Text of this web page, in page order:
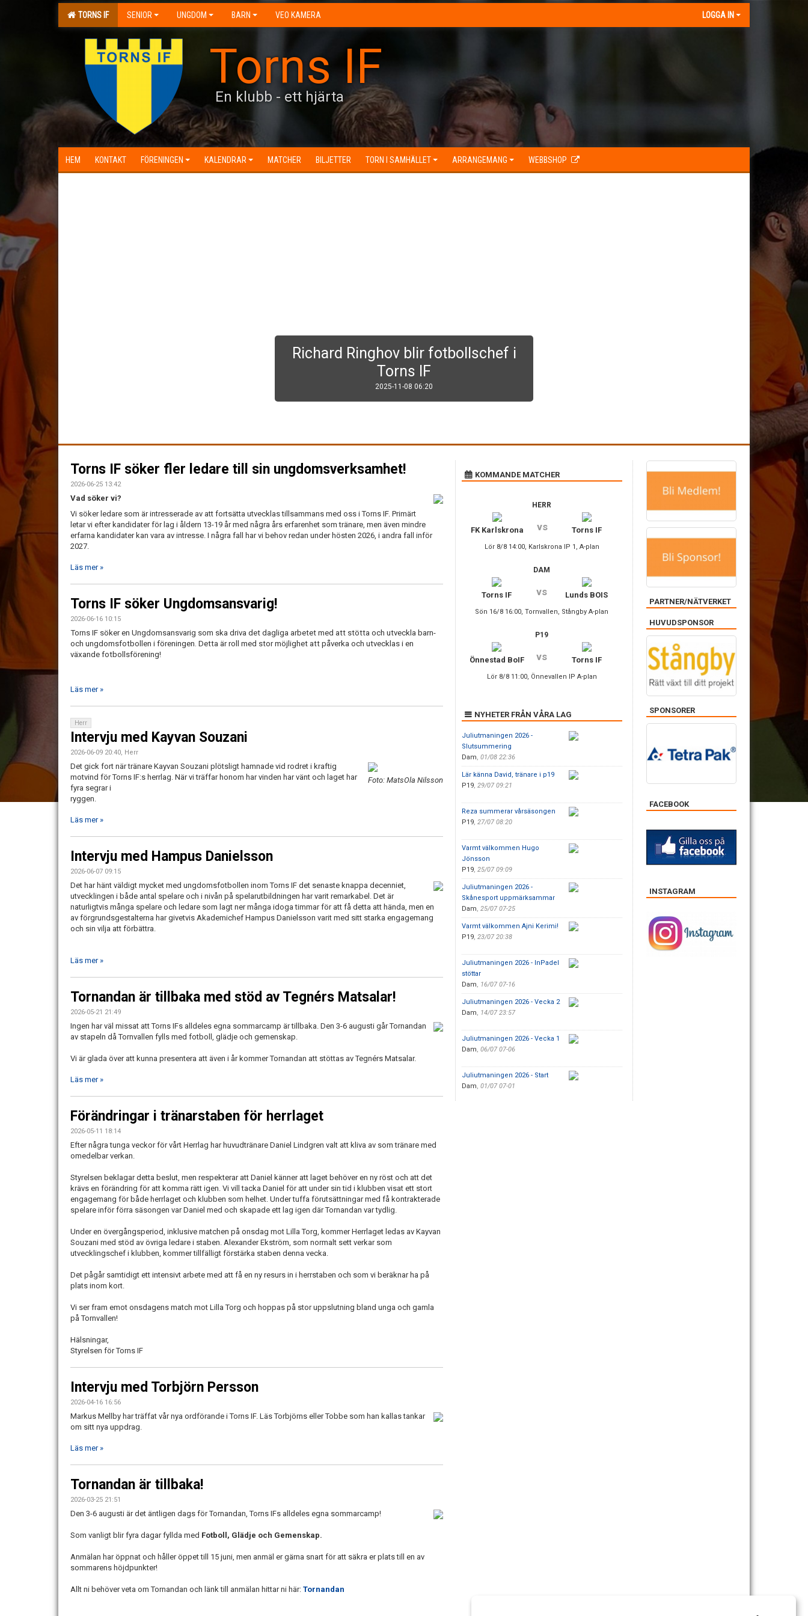
TORNS IF SENIOR UNGDOM BARN VEO KAMERA LOGGA IN
Torns IF
En klubb - ett hjärta
HEM KONTAKT FÖRENINGEN KALENDRAR MATCHER BILJETTER TORN I SAMHÄLLET ARRANGEMANG WEBBSHOP
Ny fotbollsprofil i Lund med tränare
från Torns IF
2025-09-04 16:48
Torns IF söker fler ledare till sin ungdomsverksamhet!
2026-06-25 13:42
Vad söker vi?
Vi söker ledare som är intresserade av att fortsätta utvecklas tillsammans med oss i Torns IF. Primärt
letar vi efter kandidater för lag i åldern 13-19 år med några års erfarenhet som tränare, men även mindre
erfarna kandidater kan vara av intresse. I några fall har vi behov redan under hösten 2026, i andra fall inför
2027.
Läs mer »
Torns IF söker Ungdomsansvarig!
2026-06-16 10:15
Torns IF söker en Ungdomsansvarig som ska driva det dagliga arbetet med att stötta och utveckla barn-
och ungdomsfotbollen i föreningen. Detta är roll med stor möjlighet att påverka och utvecklas i en
växande fotbollsförening!
Läs mer »
Herr
Intervju med Kayvan Souzani
2026-06-09 20:40, Herr
Foto: MatsOla Nilsson
Det gick fort när tränare Kayvan Souzani plötsligt hamnade vid rodret i kraftig
motvind för Torns IF:s herrlag. När vi träffar honom har vinden har vänt och laget har
fyra segrar i
ryggen.
Läs mer »
Intervju med Hampus Danielsson
2026-06-07 09:15
Det har hänt väldigt mycket med ungdomsfotbollen inom Torns IF det senaste knappa decenniet,
utvecklingen i både antal spelare och i nivån på spelarutbildningen har varit remarkabel. Det är
naturligtvis många spelare och ledare som lagt ner många idoga timmar för att få detta att hända, men en
av förgrundsgestalterna har givetvis Akademichef Hampus Danielsson varit med sitt starka engagemang
och sin vilja att förbättra.
Läs mer »
Tornandan är tillbaka med stöd av Tegnérs Matsalar!
2026-05-21 21:49
Ingen har väl missat att Torns IFs alldeles egna sommarcamp är tillbaka. Den 3-6 augusti går Tornandan
av stapeln då Tornvallen fylls med fotboll, glädje och gemenskap.
Vi är glada över att kunna presentera att även i år kommer Tornandan att stöttas av Tegnérs Matsalar.
Läs mer »
Förändringar i tränarstaben för herrlaget
2026-05-11 18:14
Efter några tunga veckor för vårt Herrlag har huvudtränare Daniel Lindgren valt att kliva av som tränare med
omedelbar verkan.
Styrelsen beklagar detta beslut, men respekterar att Daniel känner att laget behöver en ny röst och att det
krävs en förändring för att komma rätt igen. Vi vill tacka Daniel för att under sin tid i klubben visat ett stort
engagemang för både herrlaget och klubben som helhet. Under tuffa förutsättningar med få kontrakterade
spelare inför förra säsongen var Daniel med och skapade ett lag igen där Tornandan var tydlig.
Under en övergångsperiod, inklusive matchen på onsdag mot Lilla Torg, kommer Herrlaget ledas av Kayvan
Souzani med stöd av övriga ledare i staben. Alexander Ekström, som normalt sett verkar som
utvecklingschef i klubben, kommer tillfälligt förstärka staben denna vecka.
Det pågår samtidigt ett intensivt arbete med att få en ny resurs in i herrstaben och som vi beräknar ha på
plats inom kort.
Vi ser fram emot onsdagens match mot Lilla Torg och hoppas på stor uppslutning bland unga och gamla
på Tornvallen!
Hälsningar,
Styrelsen för Torns IF
Intervju med Torbjörn Persson
2026-04-16 16:56
Markus Mellby har träffat vår nya ordförande i Torns IF. Läs Torbjörns eller Tobbe som han kallas tankar
om sitt nya uppdrag.
Läs mer »
Tornandan är tillbaka!
2026-03-25 21:51
Den 3-6 augusti är det äntligen dags för Tornandan, Torns IFs alldeles egna sommarcamp!
Som vanligt blir fyra dagar fyllda med Fotboll, Glädje och Gemenskap.
Anmälan har öppnat och håller öppet till 15 juni, men anmäl er gärna snart för att säkra er plats till en av
sommarens höjdpunkter!
Allt ni behöver veta om Tornandan och länk till anmälan hittar ni här: Tornandan
KOMMANDE MATCHER
HERR
FK Karlskrona vs Torns IF
Lör 8/8 14:00, Karlskrona IP 1, A-plan
DAM
Torns IF vs Lunds BOIS
Sön 16/8 16:00, Tornvallen, Stångby A-plan
P19
Önnestad BoIF vs Torns IF
Lör 8/8 11:00, Önnevallen IP A-plan
NYHETER FRÅN VÅRA LAG
Juliutmaningen 2026 -
Slutsummering
Dam, 01/08 22:36
Lär känna David, tränare i p19
P19, 29/07 09:21
Reza summerar vårsäsongen
P19, 27/07 08:20
Varmt välkommen Hugo
Jönsson
P19, 25/07 09:09
Juliutmaningen 2026 -
Skånesport uppmärksammar
Dam, 25/07 07-25
Varmt välkommen Ajni Kerimi!
P19, 23/07 20:38
Juliutmaningen 2026 - InPadel
stöttar
Dam, 16/07 07-16
Juliutmaningen 2026 - Vecka 2
Dam, 14/07 23:57
Juliutmaningen 2026 - Vecka 1
Dam, 06/07 07-06
Juliutmaningen 2026 - Start
Dam, 01/07 07-01
PARTNER/NÄTVERKET
HUVUDSPONSOR
SPONSORER
FACEBOOK
INSTAGRAM